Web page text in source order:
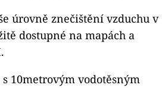
úrovně znečištění vzduchu v
dostupné na mapách a
10metrovým vodotěsným